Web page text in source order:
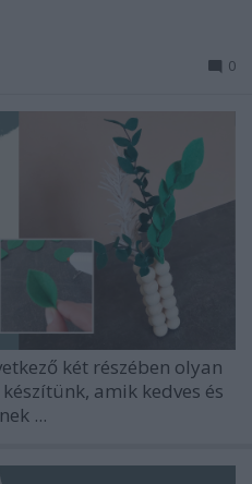
0
két részében olyan
amik kedves és
...